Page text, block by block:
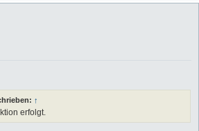
↑
erfolgt.